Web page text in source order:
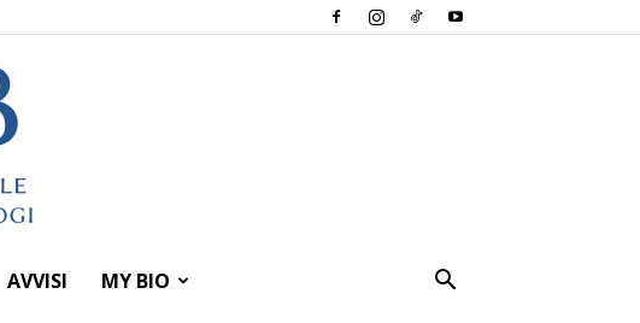
AVVISI MY BIO